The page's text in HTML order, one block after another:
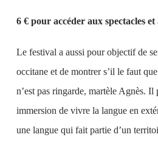
6 € pour accéder aux spectacles et
Le festival a aussi pour objectif de
occitane et de montrer s’il le faut
n’est pas ringarde, martèle Agnès. Il
immersion de vivre la langue en
une langue qui fait partie d’un